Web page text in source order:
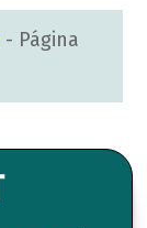
- Página